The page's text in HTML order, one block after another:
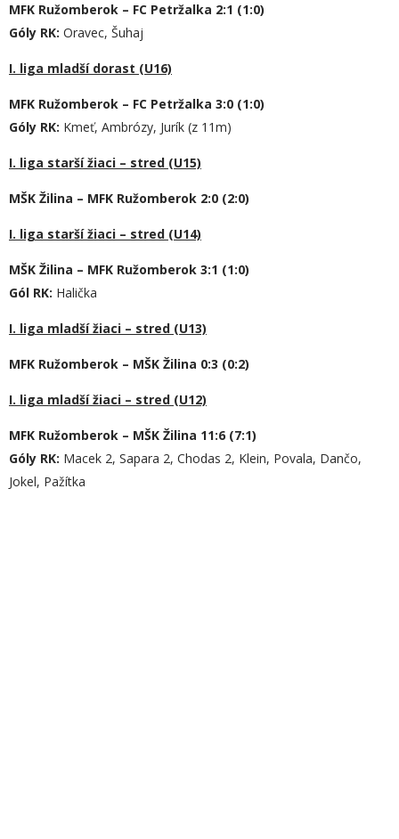
MFK Ružomberok – FC Petržalka 2:1 (1:0)
Góly RK: Oravec, Šuhaj
I. liga mladší dorast (U16)
MFK Ružomberok – FC Petržalka 3:0 (1:0)
Góly RK: Kmeť, Ambrózy, Jurík (z 11m)
I. liga starší žiaci – stred (U15)
MŠK Žilina – MFK Ružomberok 2:0 (2:0)
I. liga starší žiaci – stred (U14)
MŠK Žilina – MFK Ružomberok 3:1 (1:0)
Gól RK: Halička
I. liga mladší žiaci – stred (U13)
MFK Ružomberok – MŠK Žilina 0:3 (0:2)
I. liga mladší žiaci – stred (U12)
MFK Ružomberok – MŠK Žilina 11:6 (7:1)
Góly RK: Macek 2, Sapara 2, Chodas 2, Klein, Povala, Dančo,
Jokel, Pažítka